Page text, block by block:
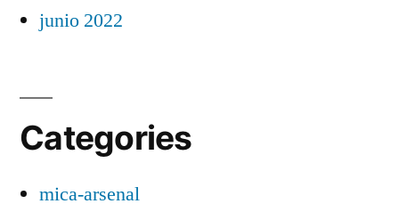
junio 2022
Categories
mica-arsenal